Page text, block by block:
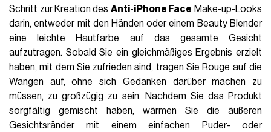
Schritt zur Kreation des Anti-iPhone Face Make-up-Looks
darin, entweder mit den Händen oder einem Beauty Blender
eine leichte Hautfarbe auf das gesamte Gesicht
aufzutragen. Sobald Sie ein gleichmäßiges Ergebnis erzielt
haben, mit dem Sie zufrieden sind, tragen Sie Rouge auf die
Wangen auf, ohne sich Gedanken darüber machen zu
müssen, zu großzügig zu sein. Nachdem Sie das Produkt
sorgfältig gemischt haben, wärmen Sie die äußeren
Gesichtsränder mit einem einfachen Puder- oder